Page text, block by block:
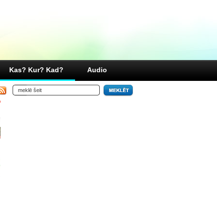
Kas? Kur? Kad? Audio